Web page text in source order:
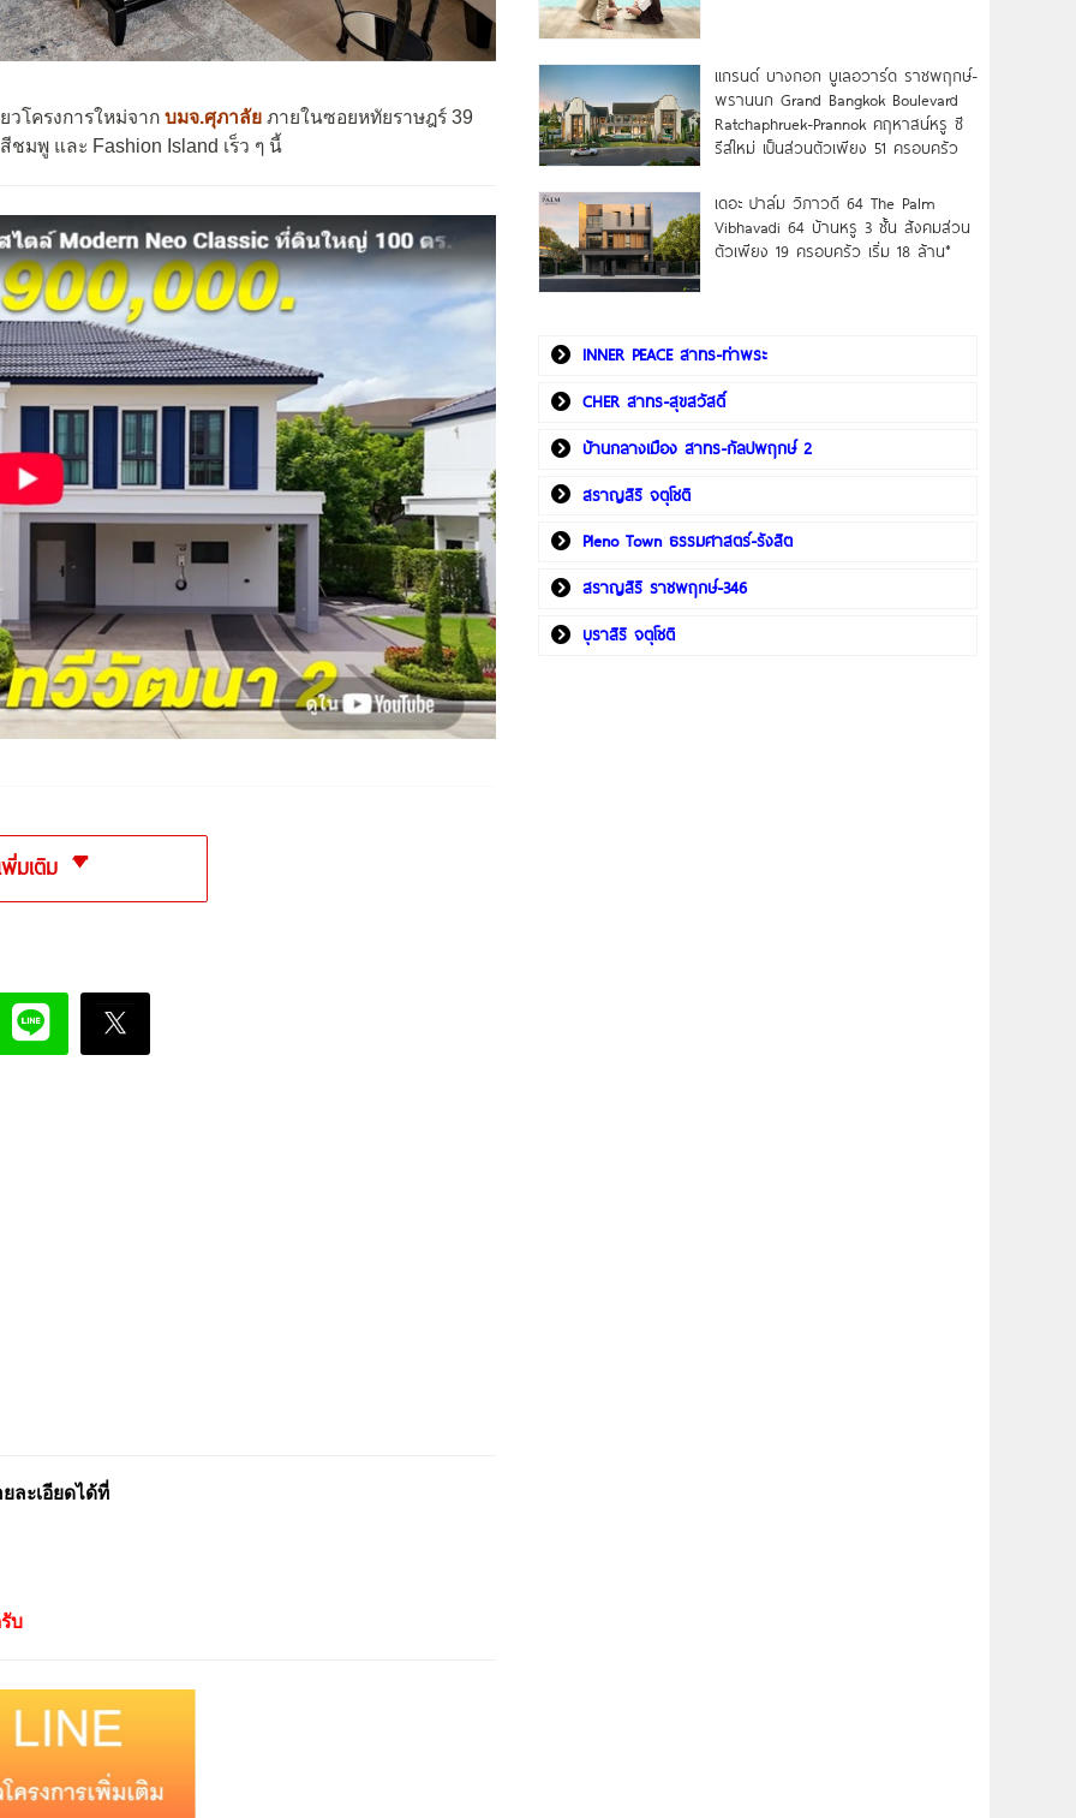
วโครงการใหม่จาก บมจ.ศุภาลัย ภายในซอยหทัยราษฎร์ 39
มพู และ Fashion Island เร็ว ๆ นี้
มเติม
ละเอียดได้ที่
บ
แกรนด์ บางกอก บูเลอวาร์ด ราชพฤกษ์-
พรานนก Grand Bangkok Boulevard
Ratchaphruek-Prannok คฤหาสน์หรู ซี
รีส์ใหม่ เป็นส่วนตัวเพียง 51 ครอบครัว
เดอะ ปาล์ม วิภาวดี 64 The Palm
Vibhavadi 64 บ้านหรู 3 ชั้น สังคมส่วน
ตัวเพียง 19 ครอบครัว เริ่ม 18 ล้าน*
INNER PEACE สาทร-ท่าพระ
CHER สาทร-สุขสวัสดิ์
บ้านกลางเมือง สาทร-กัลปพฤกษ์ 2
สราญสิริ จตุโชติ
Pleno Town ธรรมศาสตร์-รังสิต
สราญสิริ ราชพฤกษ์-346
บุราสิริ จตุโชติ